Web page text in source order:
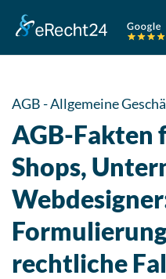
AGB - Allgemeine
AGB-Fakten
Shops,
rechtliche